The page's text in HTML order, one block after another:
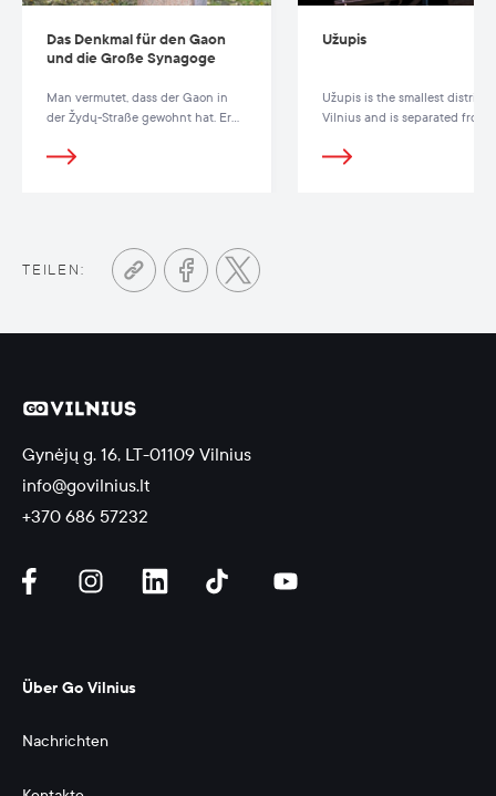
Das Denkmal für den Gaon
und die Große Synagoge
Man vermutet, dass der Gaon in
der Žydų-Straße ​gewohnt hat. Er
Talmudkenner
Užupis
Užupis is the smallest district
Vilnius and is separated from
TEILEN:
Gynėjų g. 16, LT-01109 Vilnius
info@govilnius.lt
+370 686 57232
Über Go Vilnius
Nachrichten